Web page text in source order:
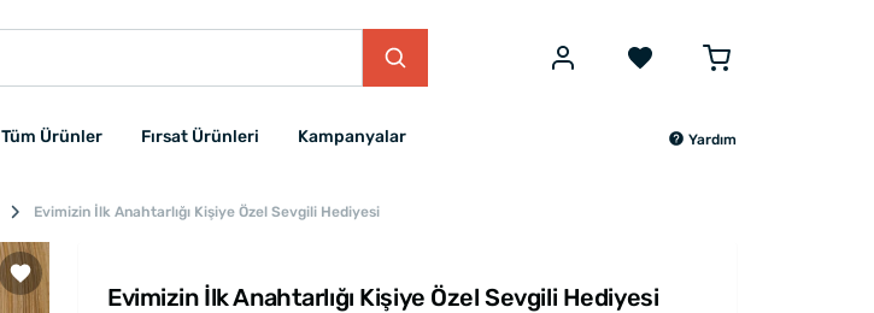
Tüm Ürünler Fırsat Ürünleri Kampanyalar Yardım
Evimizin İlk Anahtarlığı Kişiye Özel Sevgili Hediyesi
Evimizin İlk Anahtarlığı Kişiye Özel Sevgili Hediyesi